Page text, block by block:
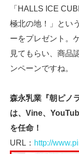
「HALLS ICE
極北の地！」とい
ーをプレゼント。
見てもらい、商品
ンペーンですね。
森永乳業『朝ピノ
は、Vine、
を任命！
URL： http://